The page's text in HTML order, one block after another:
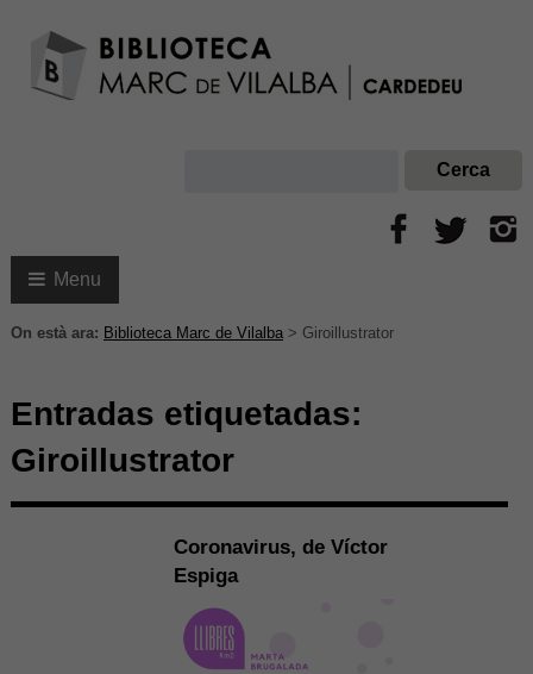
Menu
On està ara: Biblioteca Marc de Vilalba> Giroillustrator
Entradas etiquetadas:
Giroillustrator
Coronavirus, de Víctor
Espiga